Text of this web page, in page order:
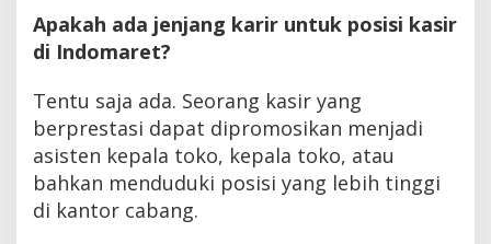
Apakah ada jenjang karir untuk posisi kasir
di Indomaret?
Tentu saja ada. Seorang kasir yang
berprestasi dapat dipromosikan menjadi
asisten kepala toko, kepala toko, atau
bahkan menduduki posisi yang lebih tinggi
di kantor cabang.